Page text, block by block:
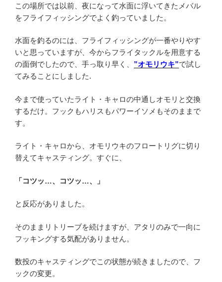
この場所では以前、夜になって水面に浮いてきたメバル
をフライフィッシングでよく釣っていました。
水面を釣るのには、フライフィッシングが一番やりやす
いと思っていますが、今からフライタックルを用意する
の面倒でしたので、手っ取り早く、 ”オモリウキ”で試し
てみることにしました.
今まで使っていたライト・キャロの中通しオモリと交換
するだけ。フックもハリスもパワーイソメもそのままで
す。
ライト・キャロから、オモリウキのフロートリグに切り
替えてキャスティング。すぐに、
「コツッ…、コツッ…、」
と反応がありました。
そのままリトリーブを続けますが、アタリのみで一向に
フッキングする気配がありません。
数投のキャスティングでこの状態が続きましたので、フ
ックの変更。